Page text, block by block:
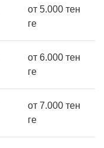
от 5.000 тен
ге
от 6.000 тен
ге
от 7.000 тен
ге